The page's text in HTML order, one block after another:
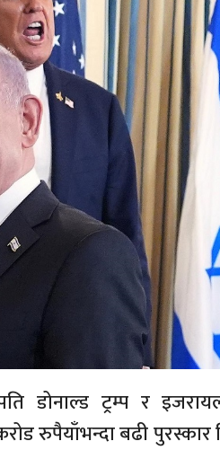
डोनाल्ड ट्रम्प र
रुपैयाँभन्दा बढी